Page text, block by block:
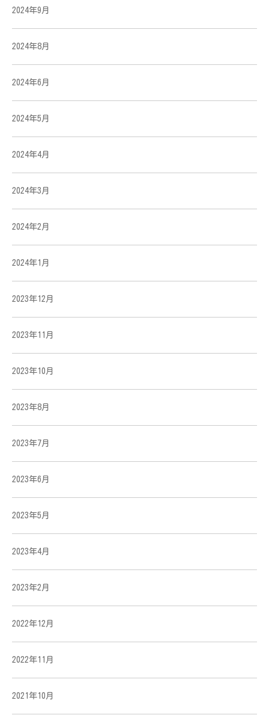
2024年9月
2024年8月
2024年6月
2024年5月
2024年4月
2024年3月
2024年2月
2024年1月
2023年12月
2023年11月
2023年10月
2023年8月
2023年7月
2023年6月
2023年5月
2023年4月
2023年2月
2022年12月
2022年11月
2021年10月